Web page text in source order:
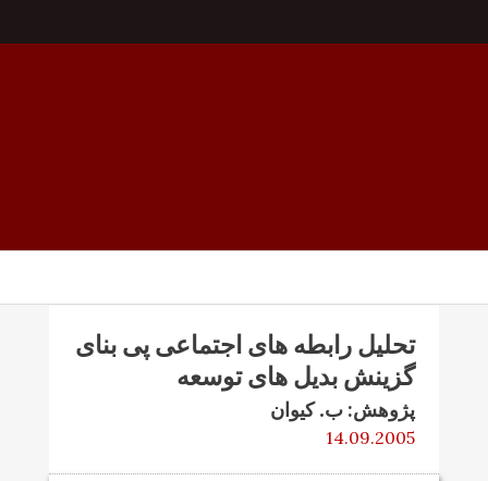
تحليل رابطه های اجتماعی پی بنای
گزينش بديل های توسعه
پژوهش: ب. کيوان
14.09.2005